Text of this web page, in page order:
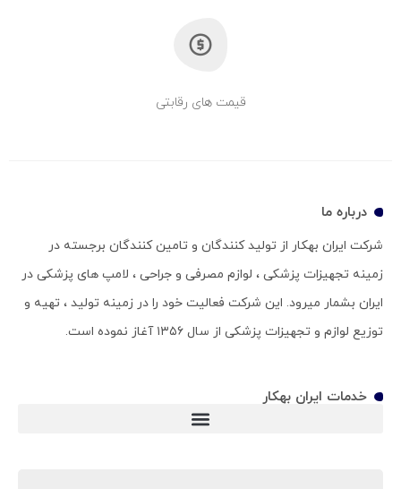
قیمت های رقابتی
درباره ما
شرکت ایران بهکار از تولید کنندگان و تامین کنندگان برجسته در
زمینه تجهیزات پزشکی ، لوازم مصرفی و جراحی ، لامپ های پزشکی در
ایران بشمار میرود. این شرکت فعالیت خود را در زمینه تولید ، تهیه و
توزیع لوازم و تجهیزات پزشکی از سال ۱۳۵۶ آغاز نموده است.
خدمات ایران بهکار